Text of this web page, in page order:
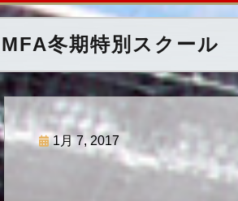
MFA冬期特別スクール
1月 7, 2017